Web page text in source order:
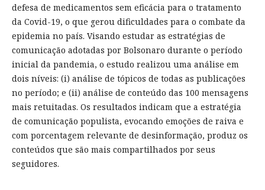
defesa de medicamentos sem eficácia para o tratamento
da Covid-19, o que gerou dificuldades para o combate da
epidemia no país. Visando estudar as estratégias de
comunicação adotadas por Bolsonaro durante o período
inicial da pandemia, o estudo realizou uma análise em
dois níveis: (i) análise de tópicos de todas as publicações
no período; e (ii) análise de conteúdo das 100 mensagens
mais retuitadas. Os resultados indicam que a estratégia
de comunicação populista, evocando emoções de raiva e
com porcentagem relevante de desinformação, produz os
conteúdos que são mais compartilhados por seus
seguidores.